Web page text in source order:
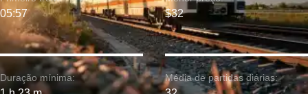
Duração mínima:
05:57 $32
Média de partidas diárias: